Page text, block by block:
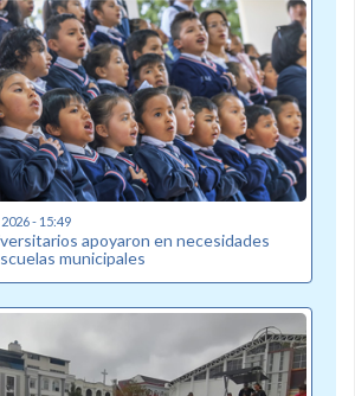
- 15:49
apoyaron en necesidades
municipales